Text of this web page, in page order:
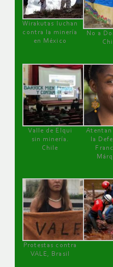
Wirakutas luchan
contra la minería
en México
No a
Valle de Elqui
sin minería.
Chile
Atentan
la
Protestas contra
VALE, Brasil